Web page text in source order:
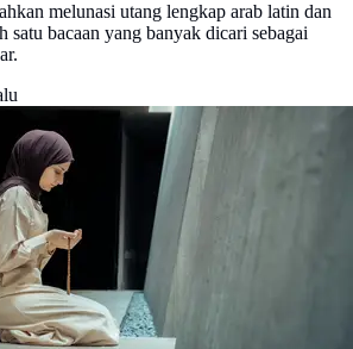
melunasi utang lengkap arab latin dan
satu bacaan yang banyak dicari sebagai